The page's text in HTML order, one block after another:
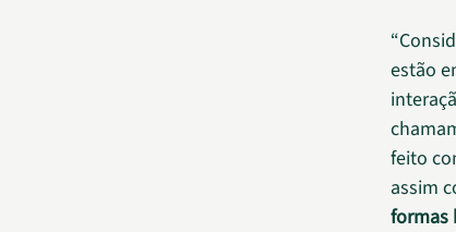
estão
feito
assim
formas